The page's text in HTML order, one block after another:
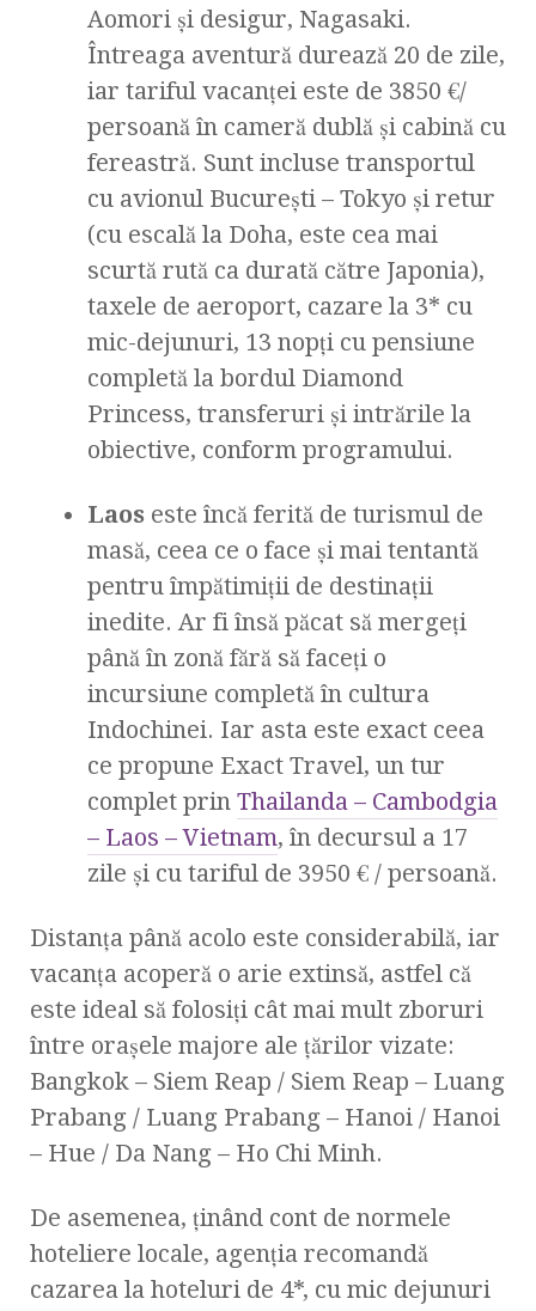
Aomori și desigur, Nagasaki.
Întreaga aventură durează 20 de zile,
iar tariful vacanței este de 3850 €/
persoană în cameră dublă și cabină cu
fereastră. Sunt incluse transportul
cu avionul București – Tokyo și retur
(cu escală la Doha, este cea mai
scurtă rută ca durată către Japonia),
taxele de aeroport, cazare la 3* cu
mic-dejunuri, 13 nopți cu pensiune
completă la bordul Diamond
Princess, transferuri și intrările la
obiective, conform programului.
Laos este încă ferită de turismul de
masă, ceea ce o face și mai tentantă
pentru împătimiții de destinații
inedite. Ar fi însă păcat să mergeți
până în zonă fără să faceți o
incursiune completă în cultura
Indochinei. Iar asta este exact ceea
ce propune Exact Travel, un tur
complet prin Thailanda – Cambodgia
– Laos – Vietnam, în decursul a 17
zile și cu tariful de 3950 € / persoană.
Distanța până acolo este considerabilă, iar
vacanța acoperă o arie extinsă, astfel că
este ideal să folosiți cât mai mult zboruri
între orașele majore ale țărilor vizate:
Bangkok – Siem Reap / Siem Reap – Luang
Prabang / Luang Prabang – Hanoi / Hanoi
– Hue / Da Nang – Ho Chi Minh.
De asemenea, ținând cont de normele
hoteliere locale, agenția recomandă
cazarea la hoteluri de 4*, cu mic dejunuri